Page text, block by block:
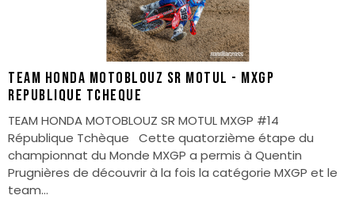
TEAM HONDA MOTOBLOUZ SR MOTUL - MXGP
REPUBLIQUE TCHEQUE
TEAM HONDA MOTOBLOUZ SR MOTUL MXGP #14
République Tchèque Cette quatorzième étape du
championnat du Monde MXGP a permis à Quentin
Prugnières de découvrir à la fois la catégorie MXGP et le
team...